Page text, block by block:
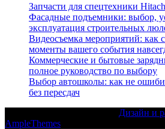
Запчасти для спецтехники
Фасадные подъемники: выбор,
эксплуатация строительных
Видеосъемка мероприятий: как
моменты вашего события
Коммерческие и бытовые
полное руководство по выбору
Выбор автошколы: как не
без пересдач
Дизайн и
AmpleThemes